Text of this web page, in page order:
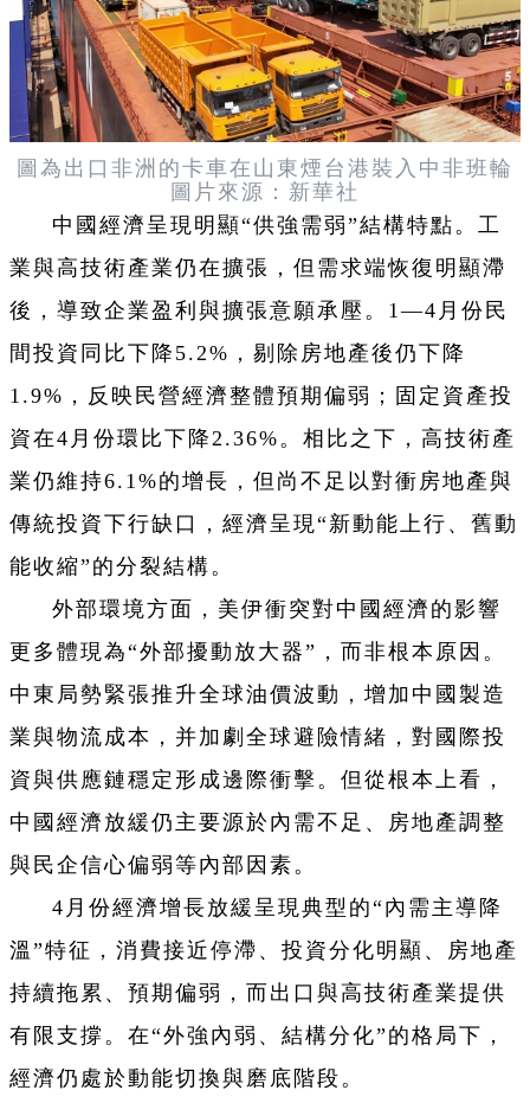
圖為出口非洲的卡車在山東煙台港裝入中非班輪
圖片來源：新華社
中國經濟呈現明顯“供強需弱”結構特點。工
業與高技術產業仍在擴張，但需求端恢復明顯滯
後，導致企業盈利與擴張意願承壓。1—4月份民
間投資同比下降5.2%，剔除房地產後仍下降
1.9%，反映民營經濟整體預期偏弱；固定資產投
資在4月份環比下降2.36%。相比之下，高技術產
業仍維持6.1%的增長，但尚不足以對衝房地產與
傳統投資下行缺口，經濟呈現“新動能上行、舊動
能收縮”的分裂結構。
外部環境方面，美伊衝突對中國經濟的影響
更多體現為“外部擾動放大器”，而非根本原因。
中東局勢緊張推升全球油價波動，增加中國製造
業與物流成本，并加劇全球避險情緒，對國際投
資與供應鏈穩定形成邊際衝擊。但從根本上看，
中國經濟放緩仍主要源於內需不足、房地產調整
與民企信心偏弱等內部因素。
4月份經濟增長放緩呈現典型的“內需主導降
溫”特征，消費接近停滯、投資分化明顯、房地產
持續拖累、預期偏弱，而出口與高技術產業提供
有限支撐。在“外強內弱、結構分化”的格局下，
經濟仍處於動能切換與磨底階段。